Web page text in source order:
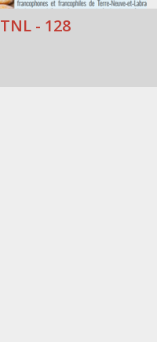
- 128